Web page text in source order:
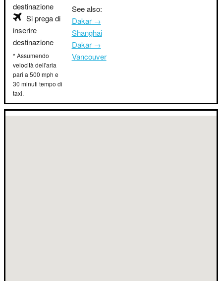
destinazione
Si prega di
inserire
destinazione
* Assumendo
velocità dell'aria
pari a 500 mph e
30 minuti tempo di
taxi.
See also:
Dakar →
Shanghai
Dakar →
Vancouver